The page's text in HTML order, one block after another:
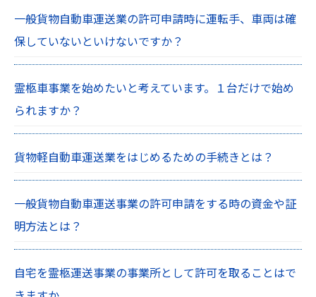
一般貨物自動車運送業の許可申請時に運転手、車両は確
保していないといけないですか？
霊柩車事業を始めたいと考えています。１台だけで始め
られますか？
貨物軽自動車運送業をはじめるための手続きとは？
一般貨物自動車運送事業の許可申請をする時の資金や証
明方法とは？
自宅を霊柩運送事業の事業所として許可を取ることはで